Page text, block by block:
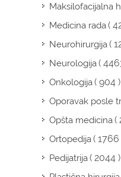
Maksilofacijalna
Medicina rada(
Neurohirurgija(
Neurologija(
Onkologija( 904 )
Oporavak posle
Opšta medicina(
Ortopedija( 1766
Pedijatrija( 2044 )